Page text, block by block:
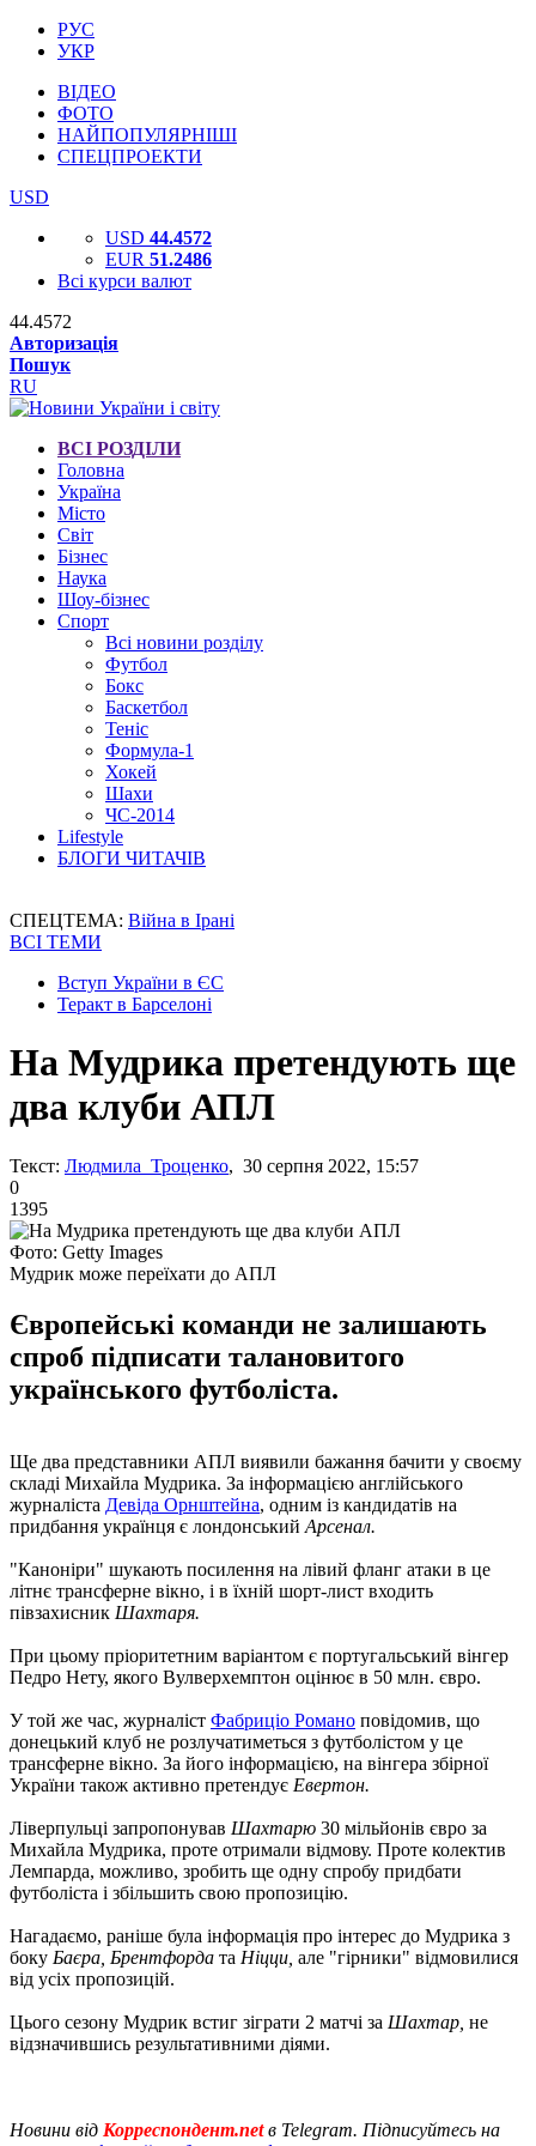
РУС
УКР
ВІДЕО
ФОТО
НАЙПОПУЛЯРНІШІ
СПЕЦПРОЕКТИ
USD
USD 44.4572
EUR 51.2486
Всі курси валют
44.4572
Авторизація
Пошук
RU
ВСІ РОЗДІЛИ
Головна
Україна
Місто
Світ
Бізнес
Наука
Шоу-бізнес
Спорт
Всі новини розділу
Футбол
Бокс
Баскетбол
Теніс
Формула-1
Хокей
Шахи
ЧС-2014
Lifestyle
БЛОГИ ЧИТАЧІВ
СПЕЦТЕМА: Війна в Ірані
ВСІ ТЕМИ
Вступ України в ЄС
Теракт в Барселоні
На Мудрика претендують ще
два клуби АПЛ
Текст: Людмила Троценко, 30 серпня 2022, 15:57
0
1395
Фото: Getty Images
Мудрик може переїхати до АПЛ
Європейські команди не залишають
спроб підписати талановитого
українського футболіста.
Ще два представники АПЛ виявили бажання бачити у своєму
складі Михайла Мудрика. За інформацією англійського
журналіста Девіда Орнштейна, одним із кандидатів на
придбання українця є лондонський Арсенал.
"Каноніри" шукають посилення на лівий фланг атаки в це
літнє трансферне вікно, і в їхній шорт-лист входить
півзахисник Шахтаря.
При цьому пріоритетним варіантом є португальський вінгер
Педро Нету, якого Вулверхемптон оцінює в 50 млн. євро.
У той же час, журналіст Фабриціо Романо повідомив, що
донецький клуб не розлучатиметься з футболістом у це
трансферне вікно. За його інформацією, на вінгера збірної
України також активно претендує Евертон.
Ліверпульці запропонував Шахтарю 30 мільйонів євро за
Михайла Мудрика, проте отримали відмову. Проте колектив
Лемпарда, можливо, зробить ще одну спробу придбати
футболіста і збільшить свою пропозицію.
Нагадаємо, раніше була інформація про інтерес до Мудрика з
боку Баєра, Брентфорда та Ніцци, але "гірники" відмовилися
від усіх пропозицій.
Цього сезону Мудрик встиг зіграти 2 матчі за Шахтар, не
відзначившись результативними діями.
Новини від Корреспондент.netв Telegram. Підписуйтесь на